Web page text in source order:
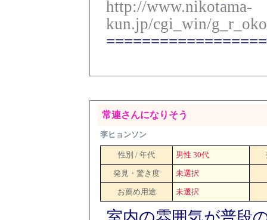
http://www.nikotama-
kun.jp/cgi_win/
常連さんになりそう
李ヒョンソン
性別 / 年代 男性 30代
発見・驚き度 未選択
お薦め用途 未選択